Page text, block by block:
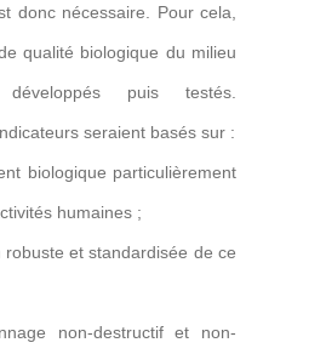
donc nécessaire. Pour cela,
qualité biologique du milieu
puis testés.
seraient basés sur :
biologique particulièrement
humaines ;
et standardisée de ce
non-destructif et non-